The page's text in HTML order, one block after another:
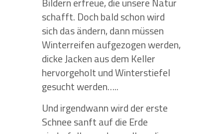
schafft. Doch bald schon wird
sich das ändern, dann müssen
Winterreifen aufgezogen werden,
dicke Jacken aus dem Keller
hervorgeholt und Winterstiefel
gesucht werden…..
Und irgendwann wird der erste
Schnee sanft auf die Erde